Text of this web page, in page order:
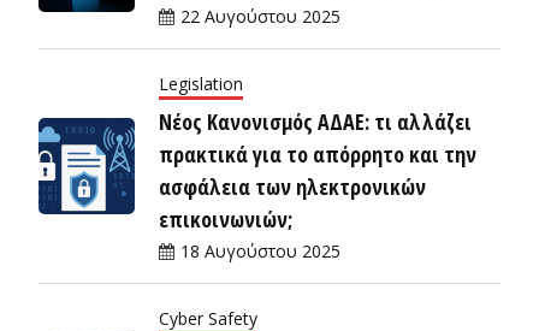
22 Αυγούστου 2025
Legislation
Νέος Κανονισμός ΑΔΑΕ: τι αλλάζει
πρακτικά για το απόρρητο και την
ασφάλεια των ηλεκτρονικών
επικοινωνιών;
18 Αυγούστου 2025
Cyber Safety